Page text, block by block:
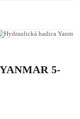
5-